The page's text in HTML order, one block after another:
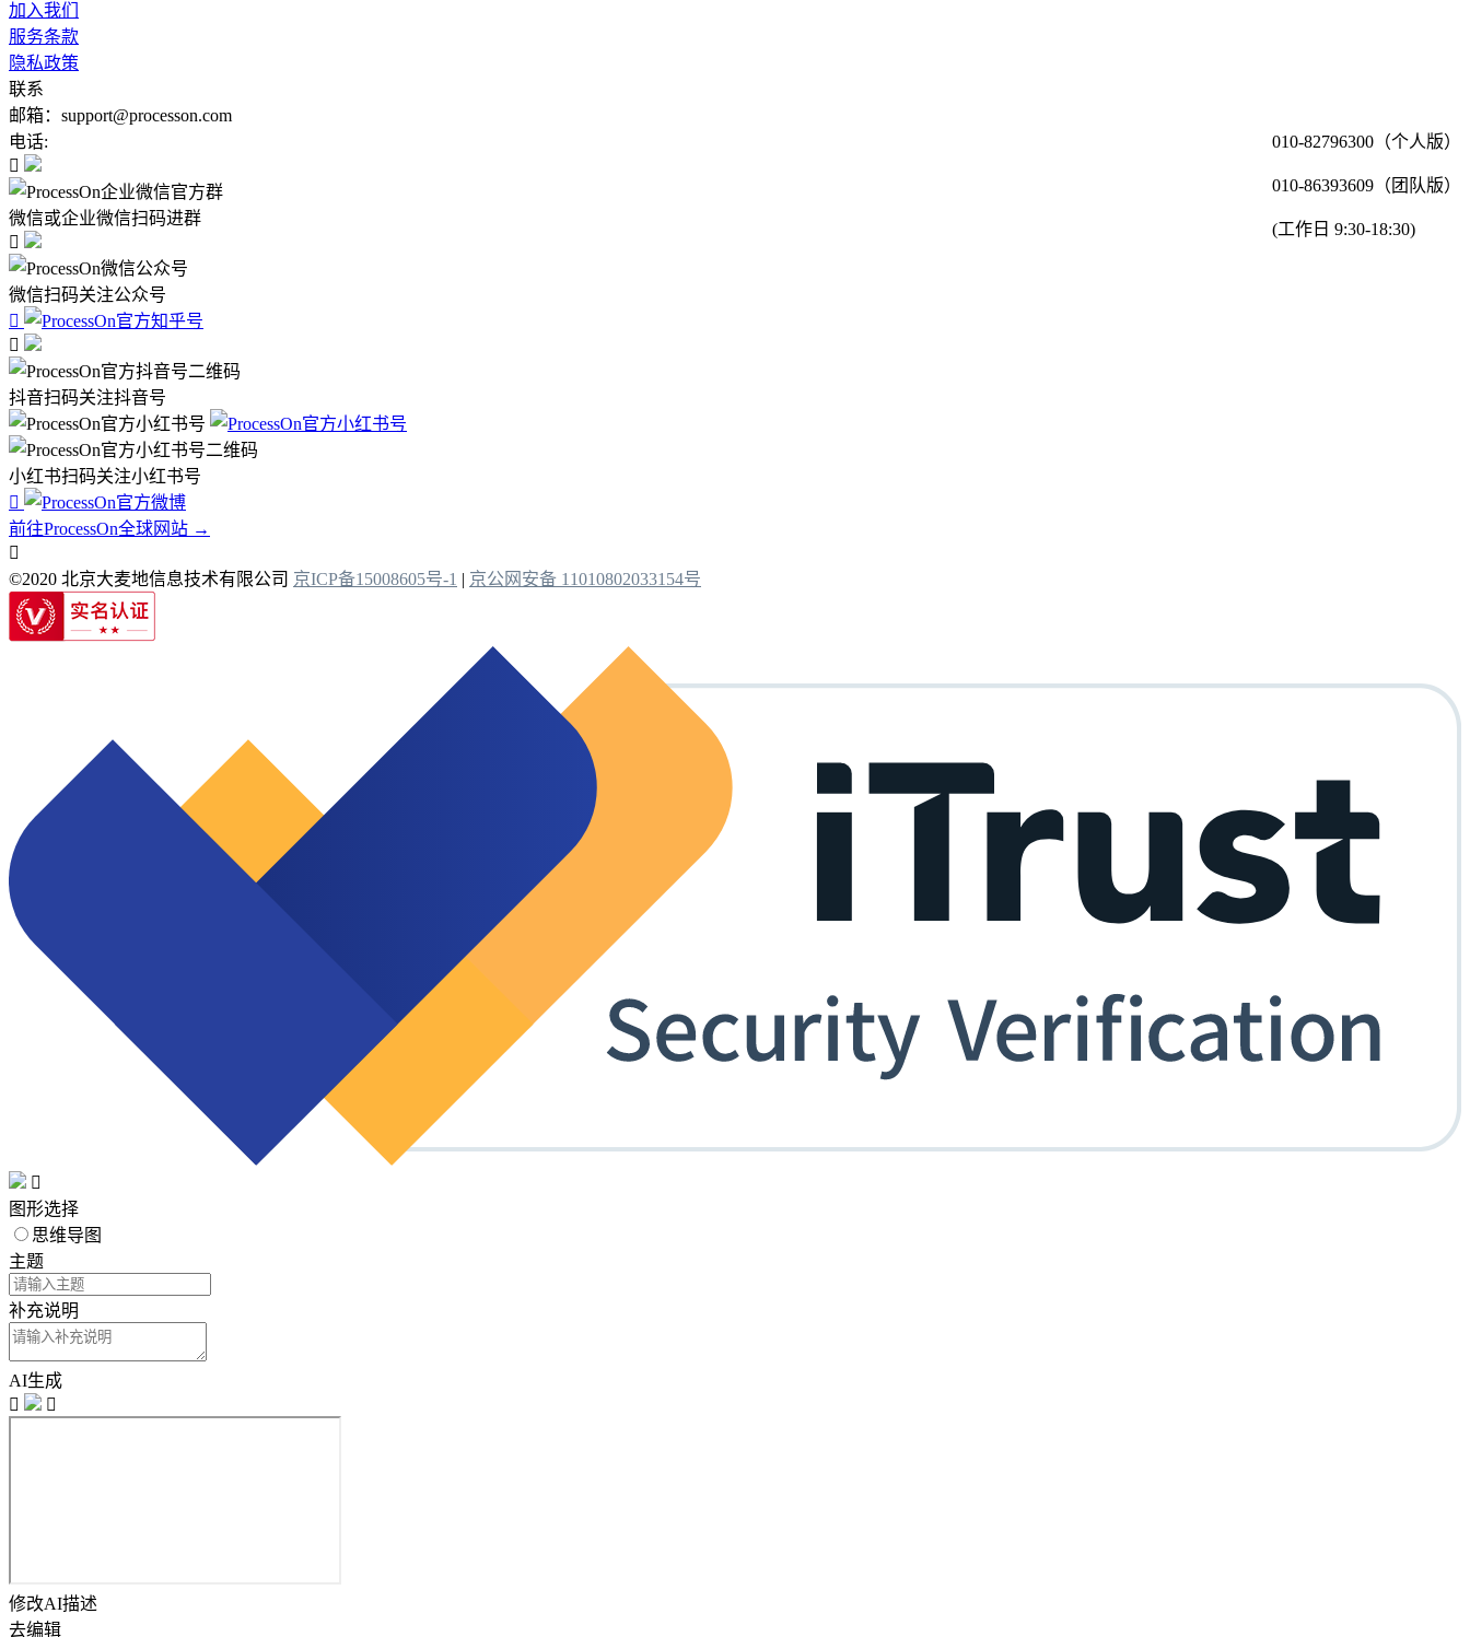
加入我们
服务条款
隐私政策
联系
邮箱：support@processon.com
电话:
010-82796300（个人版）
010-86393609（团队版）
(工作日 9:30-18:30)

微信或企业微信扫码进群

微信扫码关注公众号


抖音扫码关注抖音号
小红书扫码关注小红书号

前往ProcessOn全球网站 →

©2020 北京大麦地信息技术有限公司 京ICP备15008605号-1 | 京公网安备 11010802033154号

图形选择
思维导图
主题
补充说明
AI生成


修改AI描述
去编辑